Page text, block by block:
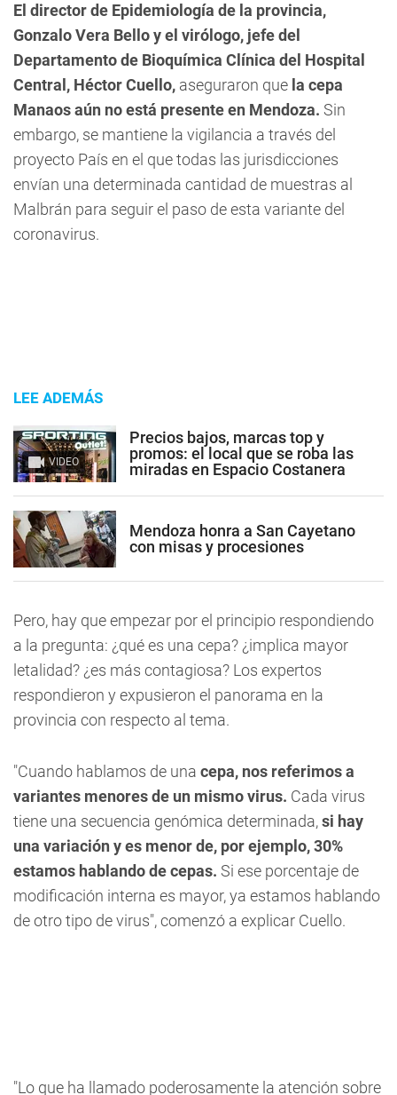
El director de Epidemiología de la provincia,
Gonzalo Vera Bello y el virólogo, jefe del
Departamento de Bioquímica Clínica del Hospital
Central, Héctor Cuello, aseguraron que la cepa
Manaos aún no está presente en Mendoza. Sin
embargo, se mantiene la vigilancia a través del
proyecto País en el que todas las jurisdicciones
envían una determinada cantidad de muestras al
Malbrán para seguir el paso de esta variante del
coronavirus.
LEE ADEMÁS
VIDEO
Precios bajos, marcas top y
promos: el local que se roba las
miradas en Espacio Costanera
Mendoza honra a San Cayetano
con misas y procesiones
Pero, hay que empezar por el principio respondiendo
a la pregunta: ¿qué es una cepa? ¿implica mayor
letalidad? ¿es más contagiosa? Los expertos
respondieron y expusieron el panorama en la
provincia con respecto al tema.
"Cuando hablamos de una cepa, nos referimos a
variantes menores de un mismo virus. Cada virus
tiene una secuencia genómica determinada,si hay
una variación y es menor de, por ejemplo, 30%
estamos hablando de cepas. Si ese porcentaje de
modificación interna es mayor, ya estamos hablando
de otro tipo de virus", comenzó a explicar Cuello.
"Lo que ha llamado poderosamente la atención sobre